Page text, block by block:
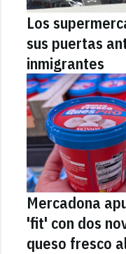
Los
sus puertas
inmigrantes
Mercadona
'fit' con dos
queso fresco